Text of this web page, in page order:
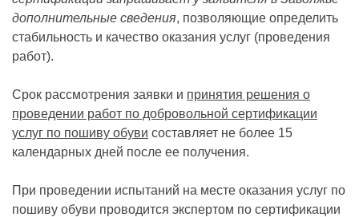
дополнительные сведения, позволяющие определить
стабильность и качество оказания услуг (проведения
работ).
Срок рассмотрения заявки и принятия решения о
проведении работ по добровольной сертификации
услуг по пошиву обуви составляет не более 15
календарных дней после ее получения.
При проведении испытаний на месте оказания услуг по
пошиву обуви проводится экспертом по сертификации